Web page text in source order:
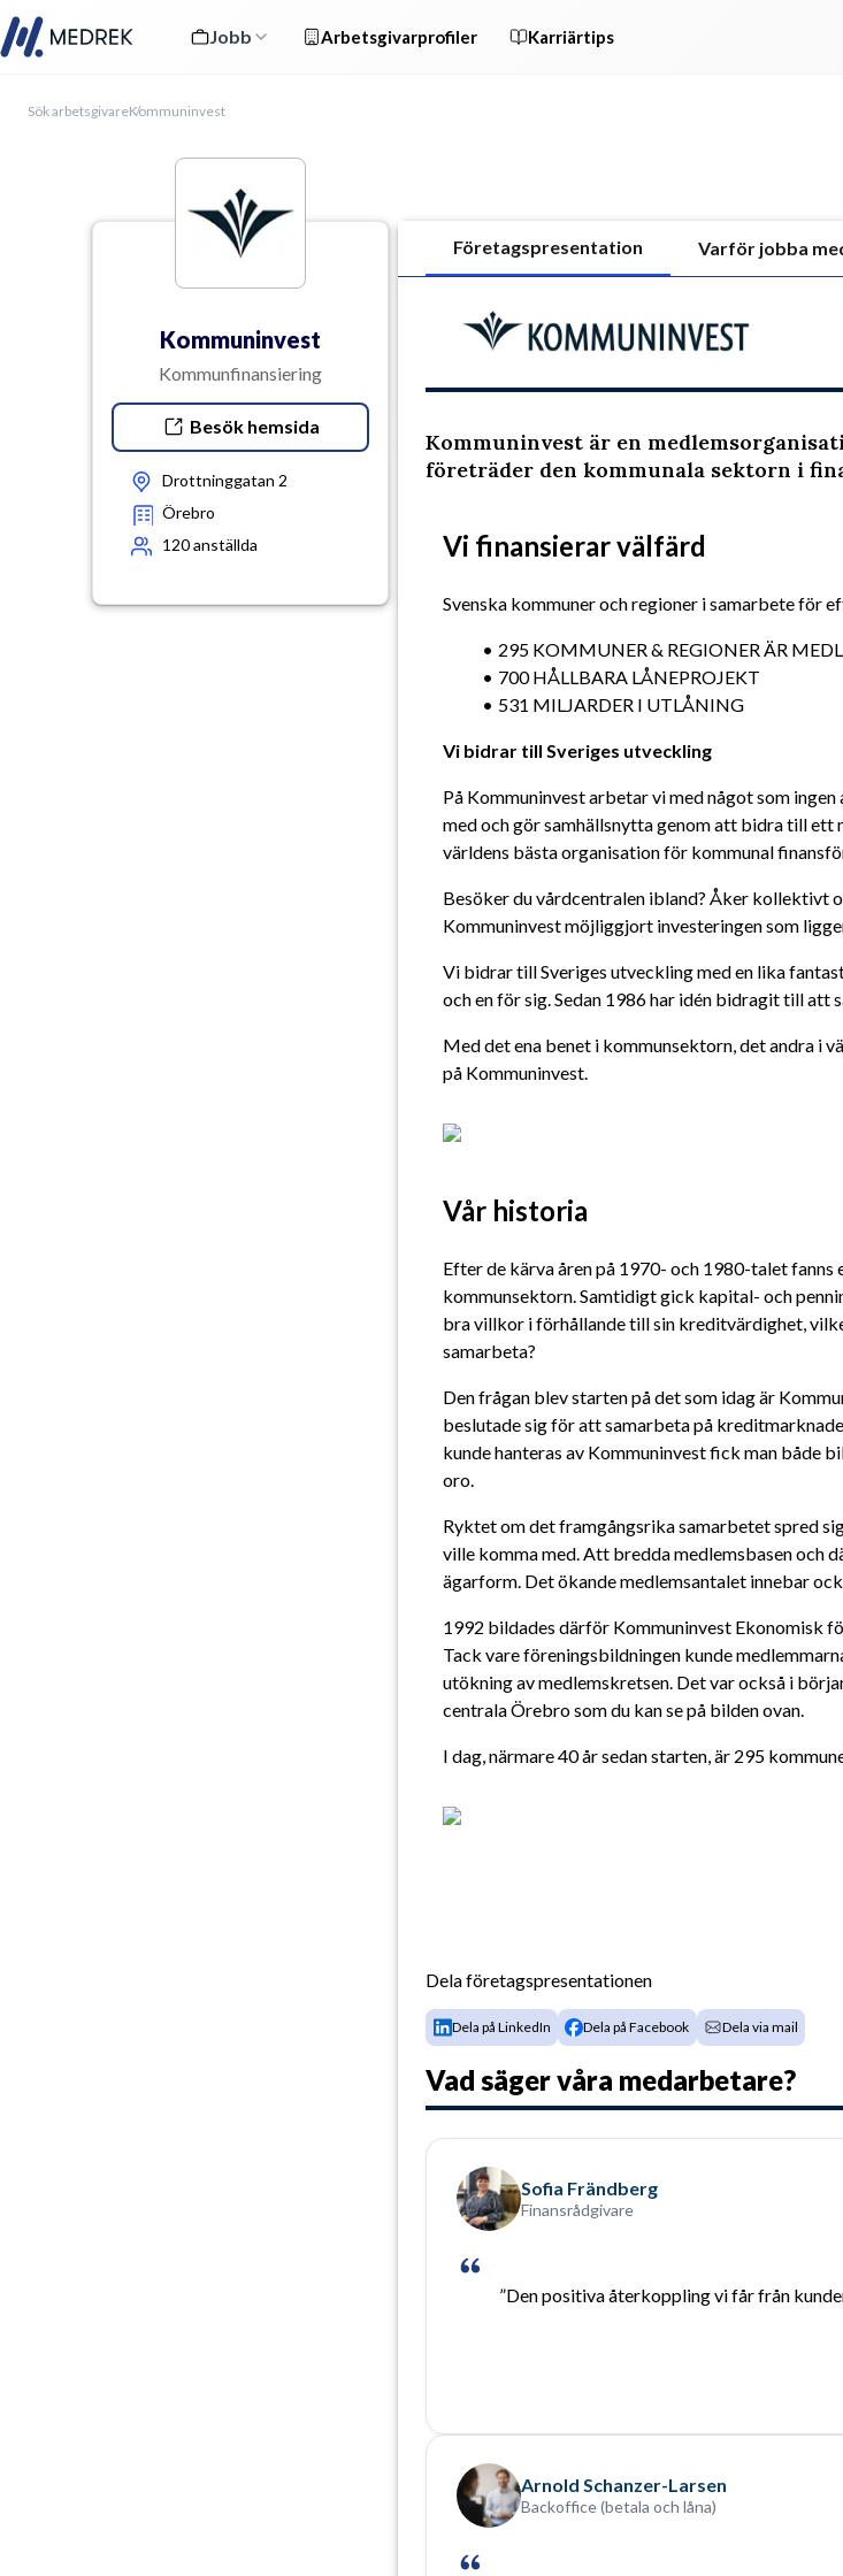
Jobb Arbetsgivarprofiler Karriärtips
Sök arbetsgivareKommuninvest
Kommuninvest
Kommunfinansiering
Besök hemsida
Drottninggatan 2
Örebro
120anställda
Företagspresentation Varför jobba
Kommuninvest är en
företräder den kommunala sektorn i
Vi finansierar välfärd
Svenska kommuner och regioner i samarbete för
295 KOMMUNER & REGIONER ÄR
700 HÅLLBARA LÅNEPROJEKT
531 MILJARDER I UTLÅNING
Vi bidrar till Sveriges utveckling
På Kommuninvest arbetar vi med något som
med och gör samhällsnytta genom att bidra till
världens bästa organisation för kommunal
Besöker du vårdcentralen ibland? Åker kollektivt
Kommuninvest möjliggjort investeringen som
Vi bidrar till Sveriges utveckling med en lika
och en för sig. Sedan 1986 har idén bidragit till att
Med det ena benet i kommunsektorn, det andra i
på Kommuninvest.
Vår historia
Efter de kärva åren på 1970- och 1980-talet
kommunsektorn. Samtidigt gick kapital- och
bra villkor i förhållande till sin kreditvärdighet,
samarbeta?
Den frågan blev starten på det som idag är
beslutade sig för att samarbeta på
kunde hanteras av Kommuninvest fick man både
oro.
Ryktet om det framgångsrika samarbetet spred
ville komma med. Att bredda medlemsbasen och
ägarform. Det ökande medlemsantalet innebar
1992 bildades därför Kommuninvest Ekonomisk
Tack vare föreningsbildningen kunde
utökning av medlemskretsen. Det var också i
centrala Örebro som du kan se på bilden ovan.
I dag, närmare 40 år sedan starten, är 295
Dela företagspresentationen
Dela på LinkedIn Dela på Facebook Dela via mail
Vad säger våra medarbetare?
Sofia Frändberg
Finansrådgivare
”Den positiva återkoppling vi får från
Arnold Schanzer-Larsen
Backoffice (betala och låna)